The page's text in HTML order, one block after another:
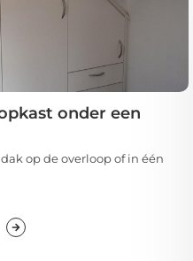
onder een
op de overloop of in één